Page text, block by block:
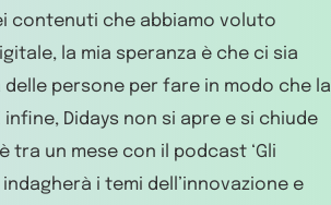
contenuti che abbiamo voluto
la mia speranza è che ci sia
persone per fare in modo che la
Didays non si apre e si chiude
tra un mese con il podcast ‘Gli
i temi dell’innovazione e